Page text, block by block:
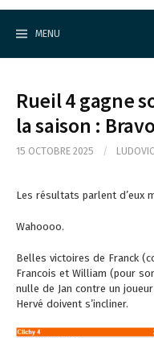
S
MENU
Rueil 4 gagne
la saison :
15 OCTOBRE 2025 / LUDOVIC
Les résultats parlent d’eux
Wahoooo.
Belles victoires de Franck
Francois et William (pour
nulle de Jan contre un
Hervé doivent s’incliner.